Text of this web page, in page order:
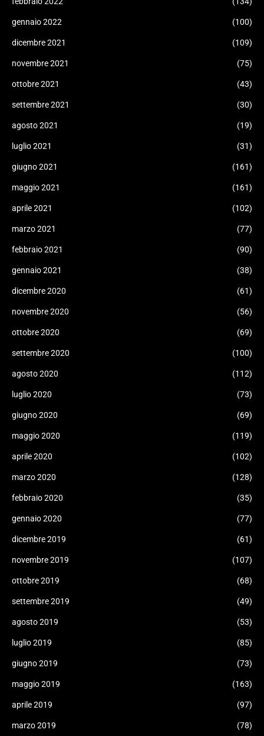
gennaio 2022 (100)
dicembre 2021 (109)
novembre 2021 (75)
ottobre 2021 (43)
settembre 2021 (30)
agosto 2021 (19)
luglio 2021 (31)
giugno 2021 (161)
maggio 2021 (161)
aprile 2021 (102)
marzo 2021 (77)
febbraio 2021 (90)
gennaio 2021 (38)
dicembre 2020 (61)
novembre 2020 (56)
ottobre 2020 (69)
settembre 2020 (100)
agosto 2020 (112)
luglio 2020 (73)
giugno 2020 (69)
maggio 2020 (119)
aprile 2020 (102)
marzo 2020 (128)
febbraio 2020 (35)
gennaio 2020 (77)
dicembre 2019 (61)
novembre 2019 (107)
ottobre 2019 (68)
settembre 2019 (49)
agosto 2019 (53)
luglio 2019 (85)
giugno 2019 (73)
maggio 2019 (163)
aprile 2019 (97)
marzo 2019 (78)